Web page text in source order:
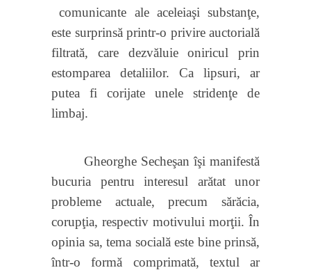
comunicante ale aceleiaşi substanţe,
este surprinsă printr-o privire auctorială
filtrată, care dezvăluie oniricul prin
estomparea detaliilor. Ca lipsuri, ar
putea fi corijate unele stridenţe de
limbaj.
Gheorghe Secheşan îşi manifestă
bucuria pentru interesul arătat unor
probleme actuale, precum sărăcia,
corupţia, respectiv motivului morţii. În
opinia sa, tema socială este bine prinsă,
într-o formă comprimată, textul ar